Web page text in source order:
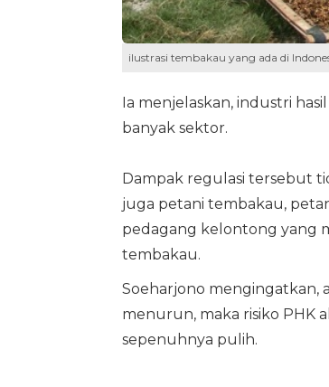
ilustrasi tembakau yang ada di
Ia menjelaskan, industri
banyak sektor.
Dampak regulasi tersebut
juga petani tembakau,
pedagang kelontong yang
tembakau.
Soeharjono mengingatkan,
menurun, maka risiko PHK
sepenuhnya pulih.